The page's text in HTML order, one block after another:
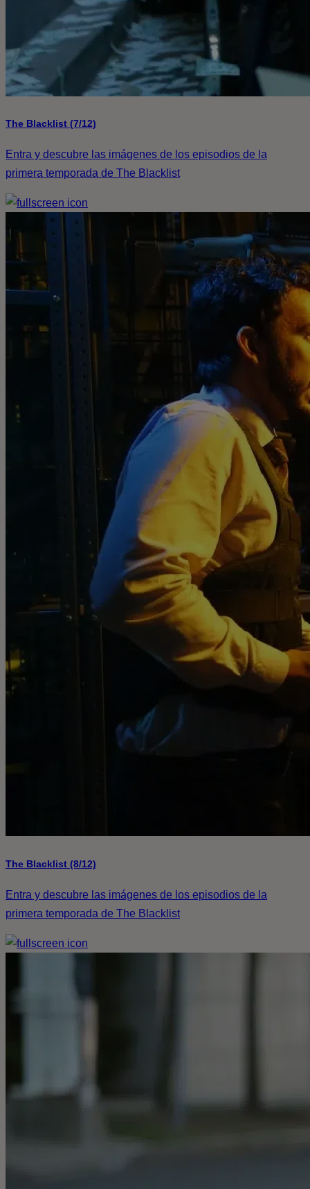
The Blacklist (7/12)
Entra y descubre las imágenes de los episodios de la
primera temporada de The Blacklist
The Blacklist (8/12)
Entra y descubre las imágenes de los episodios de la
primera temporada de The Blacklist